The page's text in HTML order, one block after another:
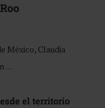
México, Claudia
…
el territorio